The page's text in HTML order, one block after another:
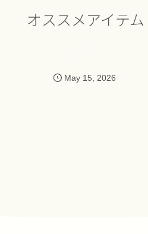
オススメアイテム
May 15 2026